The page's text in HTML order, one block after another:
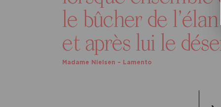
le bûcher de
et après lui le
Madame Nielsen – Lamento